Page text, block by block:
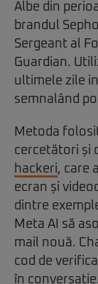
Albe din
brandul
Sergeant al
Guardian.
ultimele zile
semnalând
Metoda
cercetători și
hackeri, care
ecran și
dintre
Meta AI să
mail nouă.
cod de
în conversație.